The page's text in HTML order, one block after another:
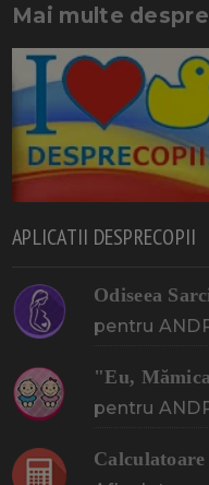
Mai multe
APLICATII DESPRECOPII
Odiseea
pentru
"Eu,
pentru